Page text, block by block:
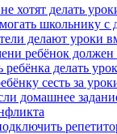
хотят делать
школьнику с
делают уроки
ребёнок
делать
сесть за
домашнее